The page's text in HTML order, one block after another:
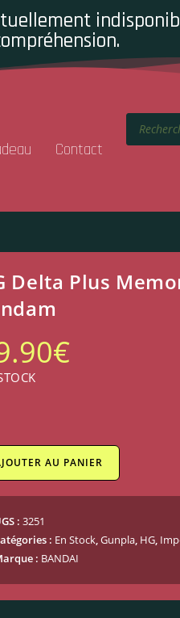
Contact
Delta Plus
€
AU PANIER
: 3251
: En Stock, Gunpla, HG,
: BANDAI